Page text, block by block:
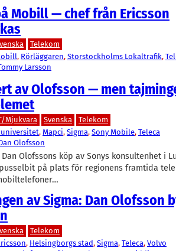
Mobill — chef från Ericsson
Telekom
, Rörläggaren, Storstockholms Lokaltrafik,
Larsson
av Olofsson — men
Mjukvara Svenska Telekom
universitet, Mapci, Sigma, Sony Mobile, Teleca
Olofsson
Dan Olofssons köp av Sonys konsultenhet i
på plats för regionens framtida
av Sigma: Dan Olofsson
Telekom
, Helsingborgs stad, Sigma, Teleca, Volvo